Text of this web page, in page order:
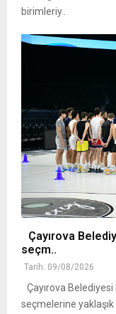
birimleriy..
Çayırova
seçm..
Tarih: 09/08/2026
Çayırova Belediyesi
seçmelerine yaklaşık